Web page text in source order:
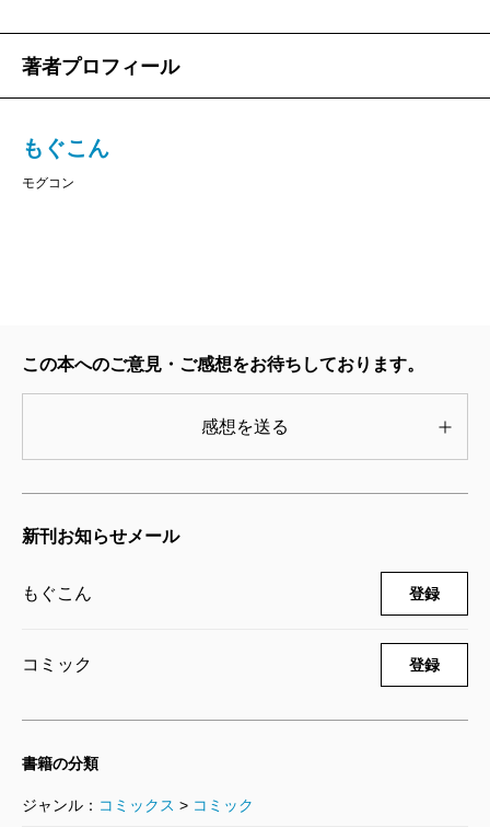
著者プロフィール
もぐこん
モグコン
この本へのご意見・ご感想をお待ちしております。
感想を送る
新刊お知らせメール
もぐこん 登録
コミック 登録
書籍の分類
ジャンル： コミックス > コミック